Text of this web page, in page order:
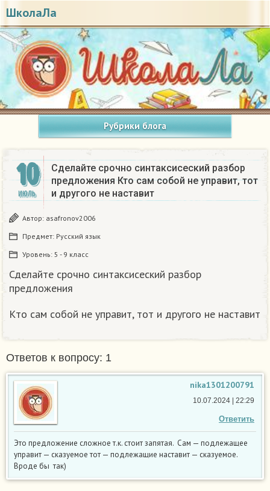
ШколаЛа
Рубрики блога
10
ИЮЛЬ
Сделайте срочно синтаксисеский разбор
предложения Кто сам собой не управит, тот
и другого не наставит
Автор: asafronov2006
Предмет: Русский язык
Уровень: 5 - 9 класс
Сделайте срочно синтаксисеский разбор
предложения
Кто сам собой не управит, тот и другого не наставит
Ответов к вопросу: 1
nika1301200791
Ответить
10.07.2024 | 22:29
Это предложение сложное т.к. стоит запятая. Сам — подлежащее
управит — сказуемое тот — подлежащие наставит — сказуемое.
Вроде бы так)